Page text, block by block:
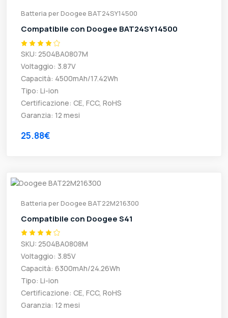
Batteria per Doogee BAT24SY14500
Compatibile con Doogee BAT24SY14500
SKU: 2504BA0807M
Voltaggio: 3.87V
Capacità: 4500mAh/17.42Wh
Tipo: Li-ion
Certificazione: CE, FCC, RoHS
Garanzia: 12 mesi
25.88€
Batteria per Doogee BAT22M216300
Compatibile con Doogee S41
SKU: 2504BA0808M
Voltaggio: 3.85V
Capacità: 6300mAh/24.26Wh
Tipo: Li-ion
Certificazione: CE, FCC, RoHS
Garanzia: 12 mesi